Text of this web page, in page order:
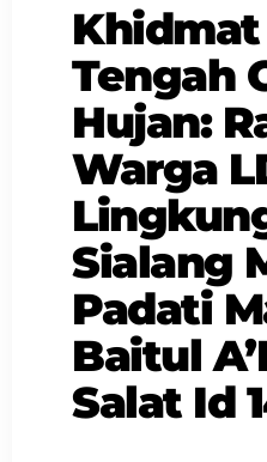
Tengah
Hujan:
Warga
Sialang
Padati
Baitul
Salat Id